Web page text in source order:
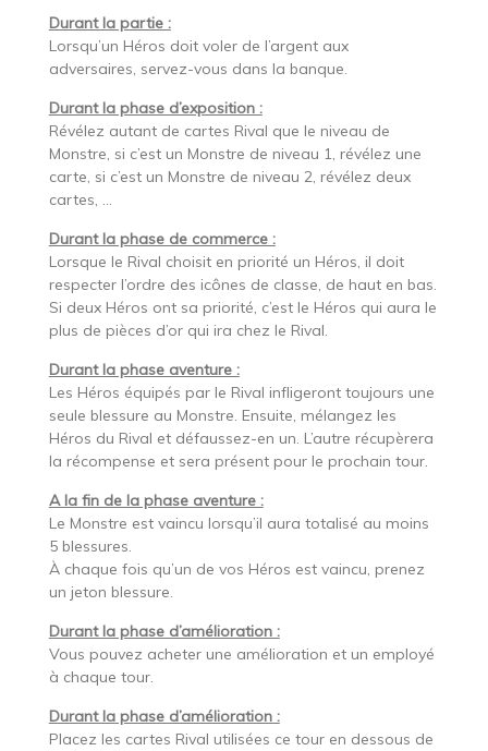
Durant la partie :
Lorsqu’un Héros doit voler de l’argent aux
adversaires, servez-vous dans la banque.
Durant la phase d’exposition :
Révélez autant de cartes Rival que le niveau de
Monstre, si c’est un Monstre de niveau 1, révélez une
carte, si c’est un Monstre de niveau 2, révélez deux
cartes, …
Durant la phase de commerce :
Lorsque le Rival choisit en priorité un Héros, il doit
respecter l’ordre des icônes de classe, de haut en bas.
Si deux Héros ont sa priorité, c’est le Héros qui aura le
plus de pièces d’or qui ira chez le Rival.
Durant la phase aventure :
Les Héros équipés par le Rival infligeront toujours une
seule blessure au Monstre. Ensuite, mélangez les
Héros du Rival et défaussez-en un. L’autre récupèrera
la récompense et sera présent pour le prochain tour.
A la fin de la phase aventure :
Le Monstre est vaincu lorsqu’il aura totalisé au moins
5 blessures.
À chaque fois qu’un de vos Héros est vaincu, prenez
un jeton blessure.
Durant la phase d’amélioration :
Vous pouvez acheter une amélioration et un employé
à chaque tour.
Durant la phase d’amélioration :
Placez les cartes Rival utilisées ce tour en dessous de